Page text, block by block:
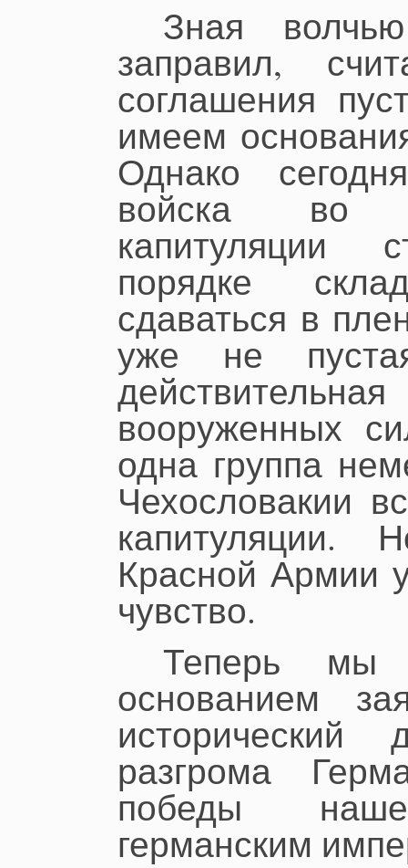
Зная
заправил,
соглашения
имеем
Однако
войска во
капитуляции
порядке
сдаваться в
уже не
вооруженных
одна группа
Чехословакии
Красной Армии
чувство.
Теперь
основанием
исторический
разгрома
победы
германским